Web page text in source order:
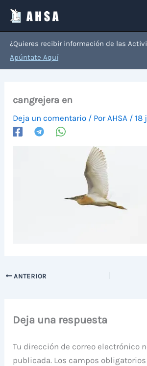
contenido
¿Quieres recibir información de las
Apúntate Aquí
cangrejera en
Deja un comentario / Por AHSA /18
ANTERIOR
Deja una respuesta
Tu dirección de correo electrónico
publicada. Los campos